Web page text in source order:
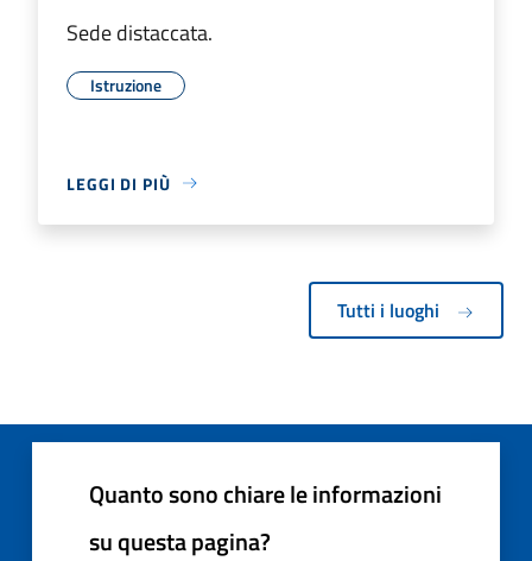
Sede distaccata.
Istruzione
LEGGI DI PIÙ
Tutti i luoghi
Quanto sono chiare le informazioni
su questa pagina?